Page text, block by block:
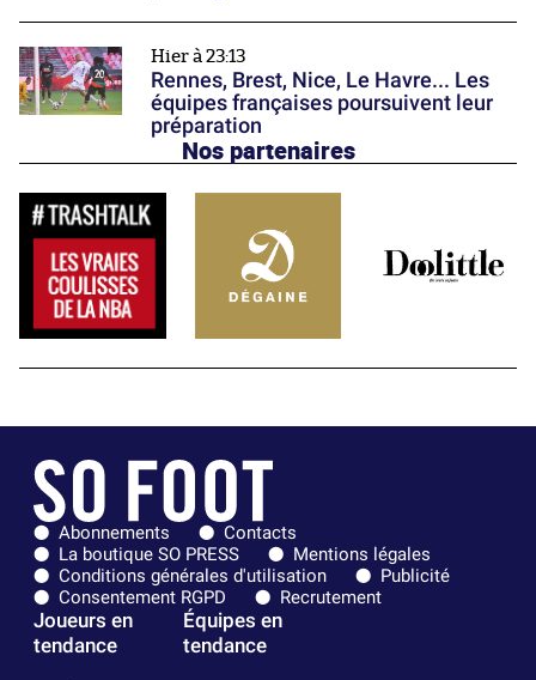
Hier à 23:13
Rennes, Brest, Nice, Le Havre... Les
équipes françaises poursuivent leur
préparation
Nos partenaires
Abonnements
Contacts
La boutique SO PRESS
Mentions légales
Conditions générales d'utilisation
Publicité
Consentement RGPD
Recrutement
Joueurs en
tendance
Équipes en
tendance